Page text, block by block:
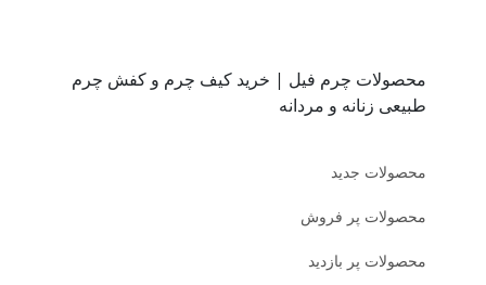
محصولات چرم فیل | خرید کیف چرم و کفش چرم
طبیعی زنانه و مردانه
محصولات جدید
محصولات پر فروش
محصولات پر بازدید